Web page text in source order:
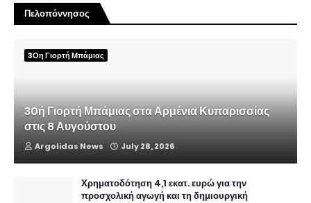
Πελοπόννησος
3Οη Γιορτή Μπάμιας
30ή Γιορτή Μπάμιας στα Αρμένια Κυπαρισσίας
στις 8 Αυγούστου
Argolidas News July 28, 2026
Χρηματοδότηση 4,1 εκατ. ευρώ για την
προσχολική αγωγή και τη δημιουργική